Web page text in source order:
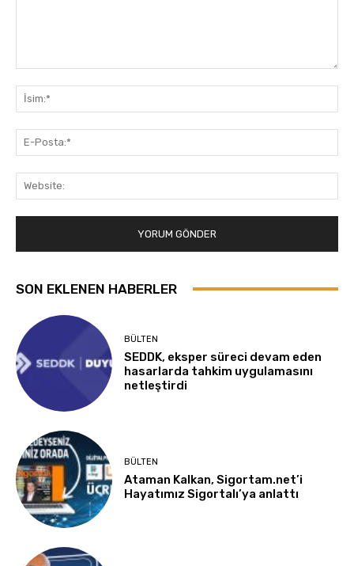
SON EKLENEN HABERLER
BÜLTEN
SEDDK, eksper süreci devam eden
hasarlarda tahkim uygulamasını
netleştirdi
BÜLTEN
Ataman Kalkan, Sigortam.net’i
Hayatımız Sigortalı’ya anlattı